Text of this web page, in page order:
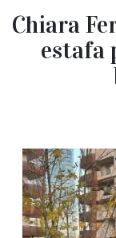
Chiara
estafa